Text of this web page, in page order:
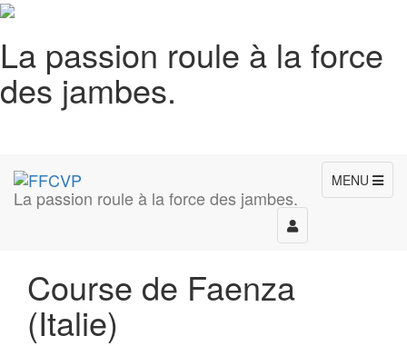
La passion roule à la force
des jambes.
La passion roule à la force des jambes.
MENU
Toggle
navigation
Course de Faenza
(Italie)